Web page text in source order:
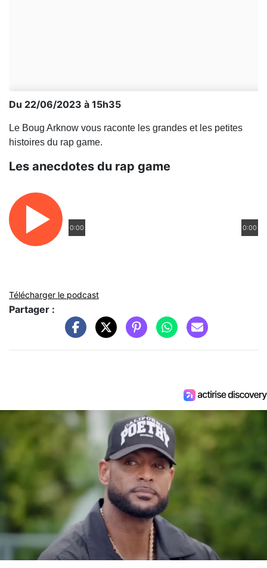
Du 22/06/2023 à 15h35
Le Boug Arknow vous raconte les grandes et les petites
histoires du rap game.
Les anecdotes du rap game
0:00 0:00
Télécharger le podcast
Partager :